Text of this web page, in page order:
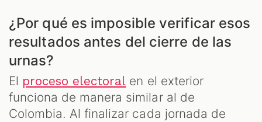
¿Por qué es imposible verificar esos
resultados antes del cierre de las
urnas?
El proceso electoral en el exterior
funciona de manera similar al de
Colombia. Al finalizar cada jornada de